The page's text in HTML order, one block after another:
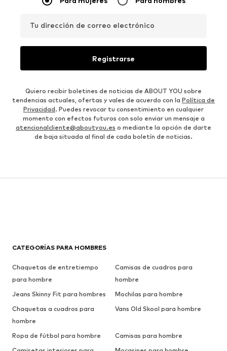
Tu dirección de correo electrónico
Registrarse
Quiero recibir boletines de noticias de ABOUT YOU sobre
tendencias actuales, ofertas y vales de acuerdo con la Política de
Privacidad. Puedes revocar tu consentimiento en cualquier
momento con efectos futuros con solo enviar un mensaje a
atencionalcliente@aboutyou.es o mediante la opción de darte
de baja situada al final de cada boletín de noticias.
CATEGORÍAS PARA HOMBRES
Chaquetas de entretiempo
para hombre
Camisas de cuadros para
hombre
Jeans Skinny Fit para hombres
Mochilas para hombre
Chaquetas a cuadros para
hombre
Vans Old Skool para hombre
Ropa de fútbol para hombre
Camisas para hombre